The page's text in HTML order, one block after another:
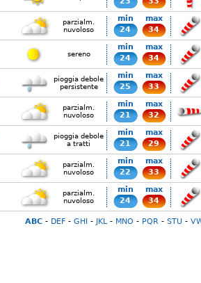
parzialm.
nuvoloso
min
24
max
34
sereno
min
24
max
34
pioggia debole
persistente
min
25
max
33
parzialm.
nuvoloso
min
21
max
32
pioggia debole
a tratti
min
21
max
29
parzialm.
nuvoloso
min
22
max
33
parzialm.
nuvoloso
min
24
max
34
ABC- DEF- GHI- JKL- MNO - PQR - STU -